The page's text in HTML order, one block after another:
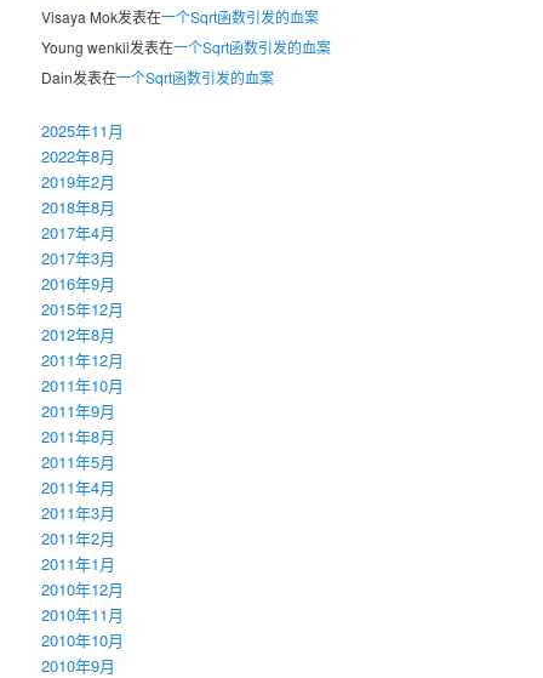
Visaya Mok发表在一个Sqrt函数引发的血案
Young wenkii发表在一个Sqrt函数引发的血案
Dain发表在一个Sqrt函数引发的血案
2025年11月
2022年8月
2019年2月
2018年8月
2017年4月
2017年3月
2016年9月
2015年12月
2012年8月
2011年12月
2011年10月
2011年9月
2011年8月
2011年5月
2011年4月
2011年3月
2011年2月
2011年1月
2010年12月
2010年11月
2010年10月
2010年9月